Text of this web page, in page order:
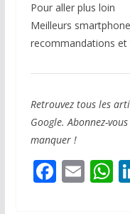
Pour aller plus loin
Meilleurs
recommandations et
Retrouvez tous les
Google. Abonnez-
manquer !
F E